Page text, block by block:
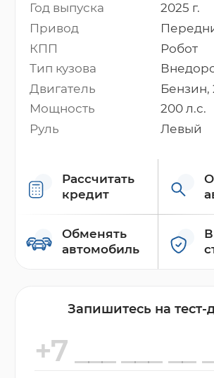
Год выпуска
2025 г.
Привод
КПП
Робот
Тип кузова
Двигатель
Бензин,
Мощность
200 л.с.
Руль
Левый
Рассчитать
кредит
Обменять
автомобиль
Запишитесь на тест-